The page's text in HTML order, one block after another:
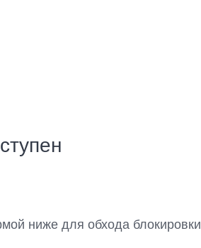
ниже для обхода блокировки